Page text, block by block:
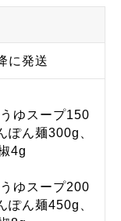
に発送
ゆスープ150
ぽん麺300g、
4g
ゆスープ200
ぽん麺450g、